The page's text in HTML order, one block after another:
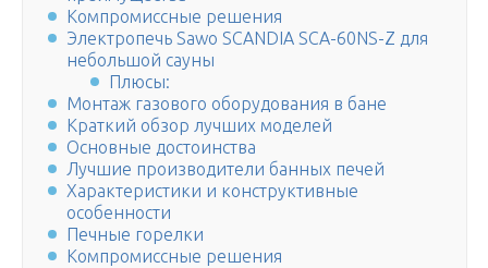
Компромиссные решения
Электропечь Sawo SCANDIA SCA-60NS-Z для
небольшой сауны
Плюсы:
Монтаж газового оборудования в бане
Краткий обзор лучших моделей
Основные достоинства
Лучшие производители банных печей
Характеристики и конструктивные
особенности
Печные горелки
Компромиссные решения